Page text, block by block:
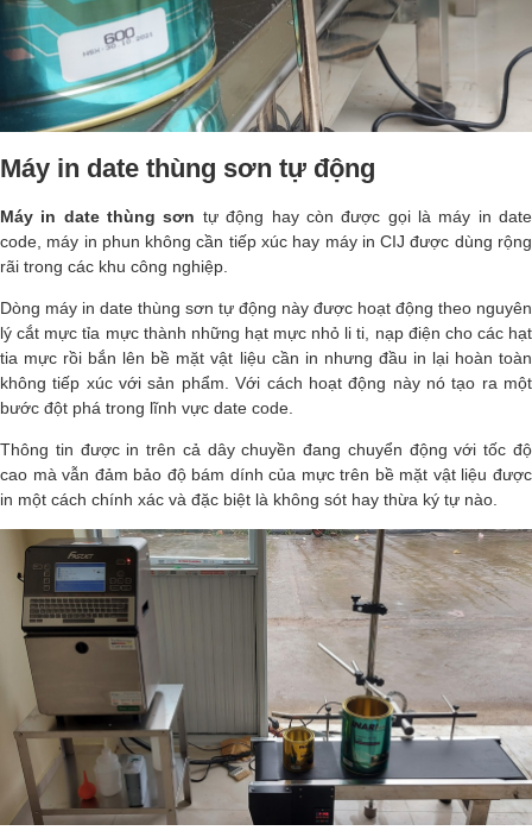
Máy in date thùng sơn tự động
Máy in date thùng sơn tự động hay còn được gọi là máy in date
code, máy in phun không cần tiếp xúc hay máy in CIJ được dùng rộng
rãi trong các khu công nghiệp.
Dòng máy in date thùng sơn tự động này được hoạt động theo nguyên
lý cắt mực tỉa mực thành những hạt mực nhỏ li ti, nạp điện cho các hạt
tia mực rồi bắn lên bề mặt vật liệu cần in nhưng đầu in lại hoàn toàn
không tiếp xúc với sản phẩm. Với cách hoạt động này nó tạo ra một
bước đột phá trong lĩnh vực date code.
Thông tin được in trên cả dây chuyền đang chuyển động với tốc độ
cao mà vẫn đảm bảo độ bám dính của mực trên bề mặt vật liệu được
in một cách chính xác và đặc biệt là không sót hay thừa ký tự nào.